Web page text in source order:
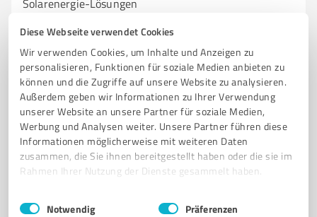
Diese Webseite verwendet Cookies
Wir verwenden Cookies, um Inhalte und Anzeigen zu
personalisieren, Funktionen für soziale Medien anbieten zu
können und die Zugriffe auf unsere Website zu analysieren.
Außerdem geben wir Informationen zu Ihrer Verwendung
unserer Website an unsere Partner für soziale Medien,
Werbung und Analysen weiter. Unsere Partner führen diese
Informationen möglicherweise mit weiteren Daten
zusammen, die Sie ihnen bereitgestellt haben oder die sie im
Rahmen Ihrer Nutzung der Dienste gesammelt haben.
Impressum Datenschutzbestimmungen
Einwilligungsauswahl
Notwendig Präferenzen
Solarenergie-Lösungen
ENERGIEAUSRÜSTUNG SOLARENERGIE
GEWERBEKUNDEN EPC-LÖSUNGEN SOLARMODULE
WECHSELRICHTER NACHHALTIGKEIT ERNEUERBARE ENERGIEN
KUNDENSERVICE
Jülicher Str. 72A, 52146 Würselen
info@nu-power.de www.nu-power.de/